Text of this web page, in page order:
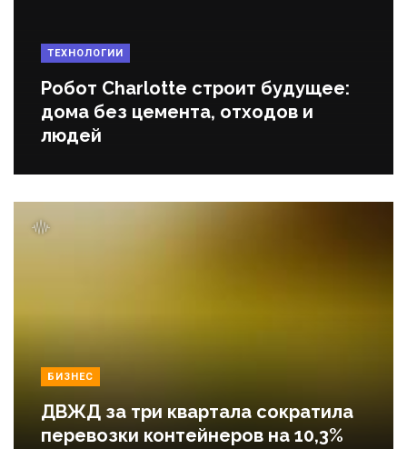
ТЕХНОЛОГИИ
Робот Charlotte строит будущее:
дома без цемента, отходов и
людей
БИЗНЕС
ДВЖД за три квартала сократила
перевозки контейнеров на 10,3%